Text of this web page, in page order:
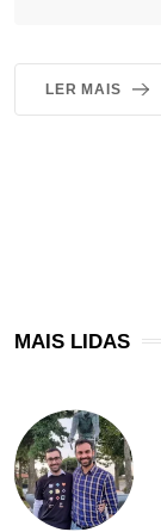
LER MAIS
MAIS LIDAS